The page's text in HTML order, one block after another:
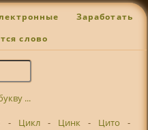
Заработать
слово
...
- Цикл - Цинк - Цито -